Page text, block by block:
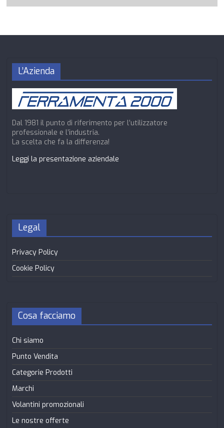
L’Azienda
Dal 1981 il punto di riferimento per l’utilizzatore
professionale e l’industria.
La scelta che fa la differenza!
Leggi la presentazione aziendale
Legal
Privacy Policy
Cookie Policy
Cosa facciamo
Chi siamo
Punto Vendita
Categorie Prodotti
Marchi
Volantini promozionali
Le nostre offerte